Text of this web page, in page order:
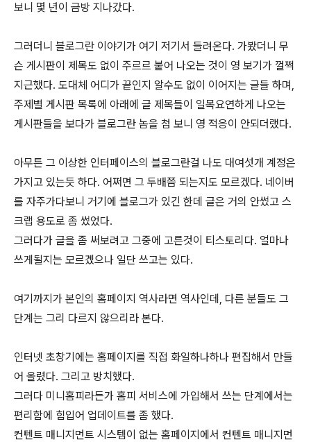
보니 몇 년이 금방 지나갔다.
그러더니 블로그란 이야기가 여기 저기서 들려온다. 가봤더니 무
슨 게시판이 제목도 없이 주르르 붙어 나오는 것이 영 보기가 껄쩍
지근했다. 도대체 어디가 끝인지 알수도 없이 이어지는 글들 하며,
주제별 게시판 목록에 아래에 글 제목들이 일목요연하게 나오는
게시판들을 보다가 블로그란 놈을 첨 보니 영 적응이 안되더랬다.
아무튼 그 이상한 인터페이스의 블로그란걸 나도 대여섯개 계정은
가지고 있는듯 하다. 어쩌면 그 두배쯤 되는지도 모르겠다. 네이버
를 자주가다보니 거기에 블로그가 있긴 한데 글은 거의 안썼고 스
크랩 용도로 좀 썼었다.
그러다가 글을 좀 써보려고 그중에 고른것이 티스토리다. 얼마나
쓰게될지는 모르겠으나 일단 쓰고는 있다.
여기까지가 본인의 홈페이지 역사라면 역사인데, 다른 분들도 그
단계는 그리 다르지 않으리라 본다.
인터넷 초창기에는 홈페이지를 직접 화일하나하나 편집해서 만들
어 올렸다. 그리고 방치했다.
그러다 미니홈피라든가 홈피 서비스에 가입해서 쓰는 단계에서는
편리함에 힘입어 업데이트를 좀 했다.
컨텐트 매니지먼트 시스템이 없는 홈페이지에서 컨텐트 매니지먼